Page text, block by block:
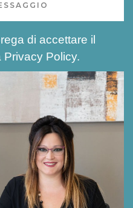
di accettare il
Privacy Policy.